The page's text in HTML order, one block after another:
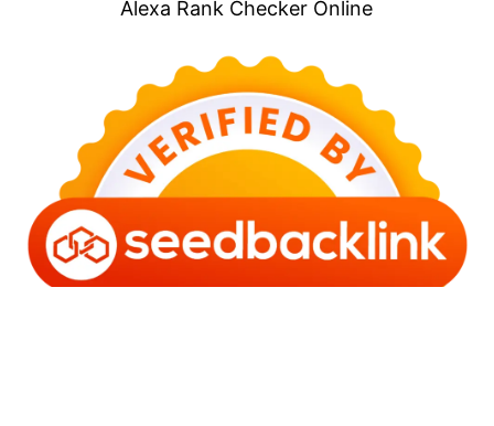
Alexa Rank Checker Online